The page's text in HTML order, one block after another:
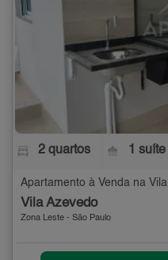
2 quartos 1 suíte
Apartamento à Venda na
Vila Azevedo
Zona Leste - São Paulo